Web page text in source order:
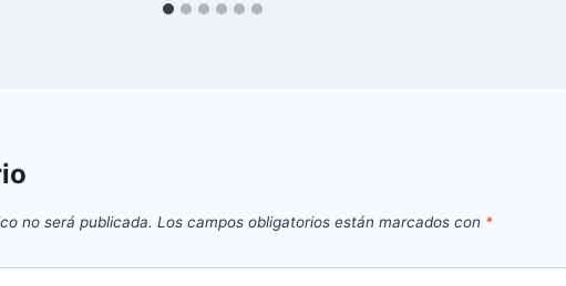
no será publicada. Los campos obligatorios están marcados con *